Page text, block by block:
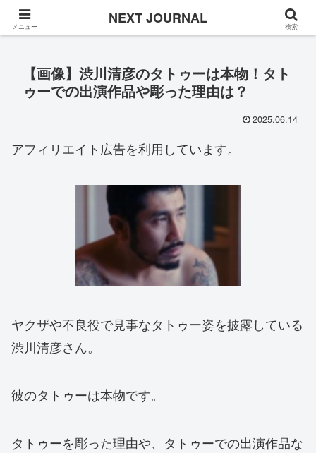
Once in a while
【画像】渋川清彦のタトゥーは本物！タト
ゥーでの出演作品や彫った理由は？
2025.06.14
アフィリエイト広告を利用しています。
ヤクザや不良役で見事なタトゥー姿を披露している
渋川清彦さん。
彼のタトゥーは本物です。
タトゥーを彫った理由や、タトゥーでの出演作品な
メニュー NEXT JOURNAL 検索